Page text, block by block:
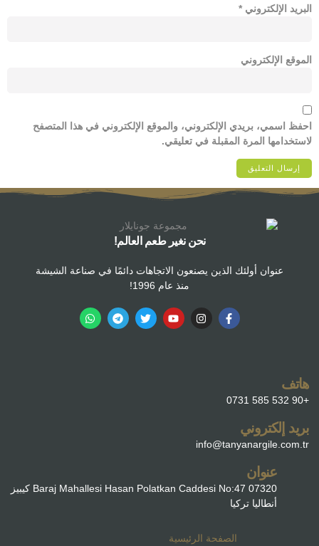
البريد الإلكتروني *
الموقع الإلكتروني
احفظ اسمي، بريدي الإلكتروني، والموقع الإلكتروني في هذا المتصفح
لاستخدامها المرة المقبلة في تعليقي.
نحن نغير طعم العالم!
عنوان أولئك الذين يصنعون الاتجاهات دائمًا في صناعة الشيشة
منذ عام 1996!
هاتف
+90 532 585 0731
بريد إلكتروني
info@tanyanargile.com.tr
عنوان
Baraj Mahallesi Hasan Polatkan Caddesi No:47 07320 كيبيز
أنطاليا تركيا
الصفحة الرئيسية